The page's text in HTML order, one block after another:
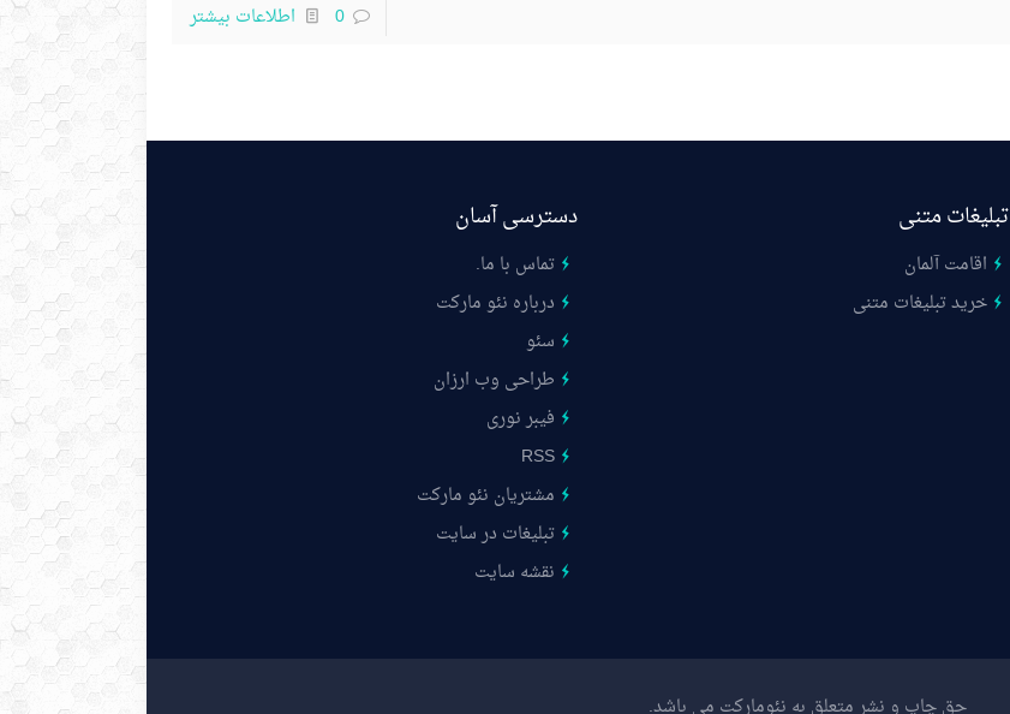
0 اطلاعات بیشتر
تبلیغات متنی
اقامت آلمان
خرید تبلیغات متنی
دسترسی آسان
تماس با ما.
درباره نئو مارکت
سئو
طراحی وب ارزان
فیبر نوری
RSS
مشتریان نئو مارکت
تبلیغات در سایت
نقشه سایت
حق چاپ و نشر متعلق به نئومارکت می باشد.